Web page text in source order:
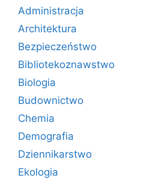
Administracja
Architektura
Bezpieczeństwo
Bibliotekoznawstwo
Biologia
Budownictwo
Chemia
Demografia
Dziennikarstwo
Ekologia